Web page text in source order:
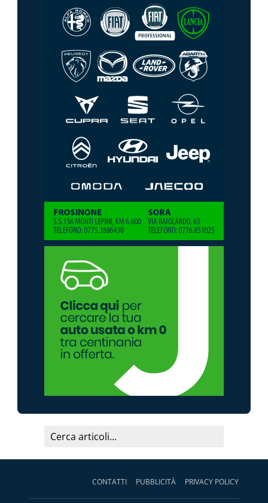
CONTATTI PUBBLICITÀ PRIVACY POLICY